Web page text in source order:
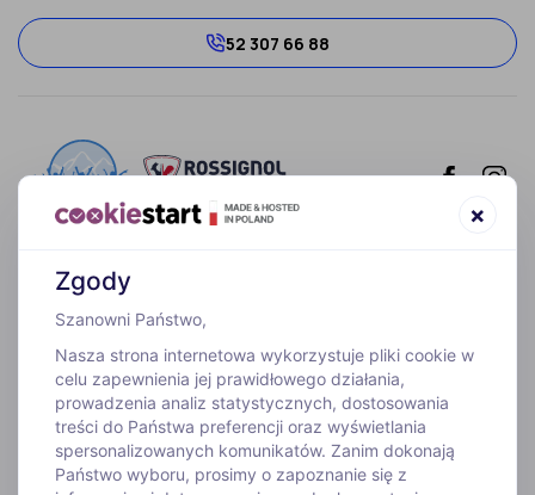
52 307 66 88
WYJAZDY
INFORMACJE
O FIRMIE
Biuro
Zgody
×
Szanowni Państwo,
Nasza strona internetowa wykorzystuje pliki cookie w
celu zapewnienia jej prawidłowego działania,
prowadzenia analiz statystycznych, dostosowania
treści do Państwa preferencji oraz wyświetlania
spersonalizowanych komunikatów. Zanim dokonają
Państwo wyboru, prosimy o zapoznanie się z